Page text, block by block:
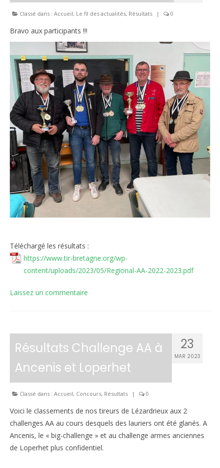
Classé dans : Accueil, Le fil des actualités, Résultats | 0
Bravo aux participants !!!
Téléchargé les résultats :
https://www.tir-bretagne.org/wp-
content/uploads/2023/05/Regional-AA-2022-2023.pdf
Laissez un commentaire
23
MAR 2023
Résultats Challenge AA à
Ancenis et Loperhet
Classé dans : Accueil, Concours, Résultats | 0
Voici le classements de nos tireurs de Lézardrieux aux 2
challenges AA au cours desquels des lauriers ont été glanés. A
Ancenis, le « big-challenge » et au challenge armes anciennes
de Loperhet plus confidentiel.